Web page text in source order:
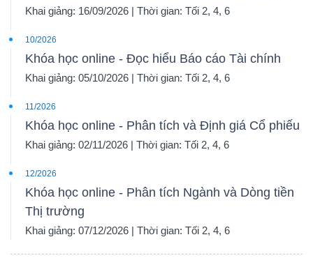
Khai giảng: 16/09/2026 | Thời gian: Tối 2, 4, 6
10/2026
Khóa học online - Đọc hiểu Báo cáo Tài chính
Khai giảng: 05/10/2026 | Thời gian: Tối 2, 4, 6
11/2026
Khóa học online - Phân tích và Định giá Cổ phiếu
Khai giảng: 02/11/2026 | Thời gian: Tối 2, 4, 6
12/2026
Khóa học online - Phân tích Ngành và Dòng tiền
Thị trường
Khai giảng: 07/12/2026 | Thời gian: Tối 2, 4, 6